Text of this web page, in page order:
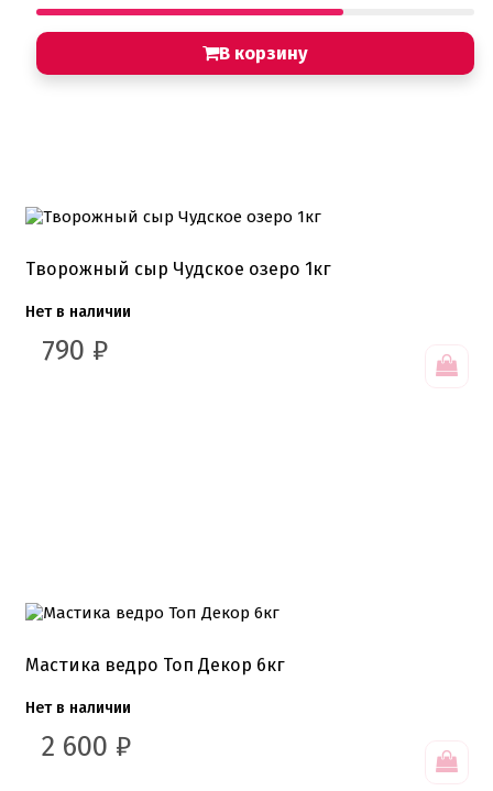
В корзину
Творожный сыр Чудское озеро 1кг
Нет в наличии
790 ₽
Мастика ведро Топ Декор 6кг
Нет в наличии
2 600 ₽